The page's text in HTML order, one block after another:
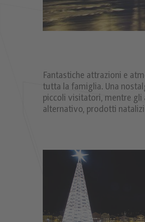
Fantastiche attrazioni e
tutta la famiglia. Una
piccoli visitatori, mentre
alternativo, prodotti